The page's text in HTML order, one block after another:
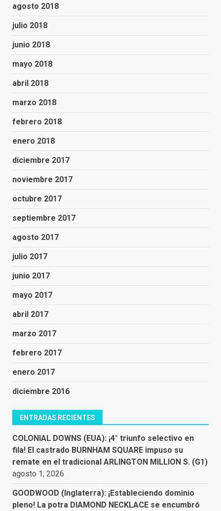
agosto 2018
julio 2018
junio 2018
mayo 2018
abril 2018
marzo 2018
febrero 2018
enero 2018
diciembre 2017
noviembre 2017
octubre 2017
septiembre 2017
agosto 2017
julio 2017
junio 2017
mayo 2017
abril 2017
marzo 2017
febrero 2017
enero 2017
diciembre 2016
ENTRADAS RECIENTES
COLONIAL DOWNS (EUA): ¡4° triunfo selectivo en
fila! El castrado BURNHAM SQUARE impuso su
remate en el tradicional ARLINGTON MILLION S. (G1)
agosto 1, 2026
GOODWOOD (Inglaterra): ¡Estableciendo dominio
pleno! La potra DIAMOND NECKLACE se encumbró